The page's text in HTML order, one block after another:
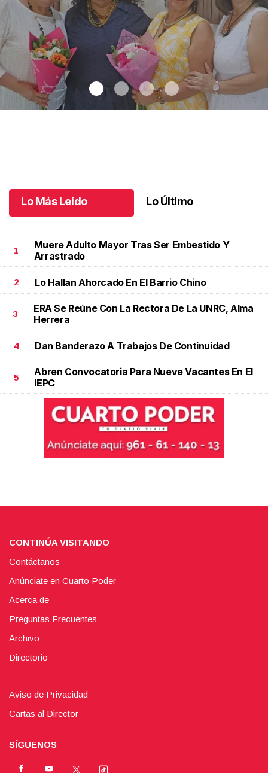
Lo Más Leído Lo Último
1
Muere Adulto Mayor Tras Ser Embestido Y
Arrastrado
2 Lo Hallan Ahorcado En El Barrio Chino
3
ERA Se Reúne Con La Rectora De La UNRC, Alma
Herrera
4 Dan Banderazo A Trabajos De Continuidad
5
Abren Convocatoria Para Nueve Vacantes En El
IEPC
CONTINÚA VISITANDO
Contáctanos
Anúnciate en Cuarto Poder
Acerca de
Preguntas Frecuentes
Archivo
Directorio
Aviso de Privacidad
Cartas al Director
SÍGUENOS